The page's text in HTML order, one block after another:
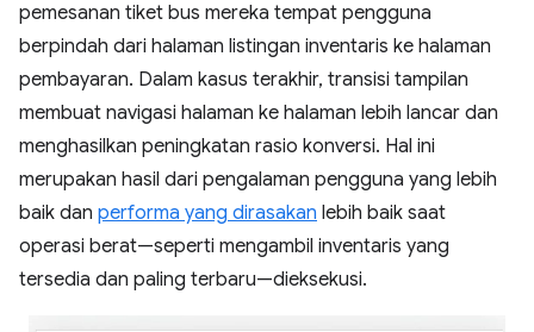
pemesanan tiket bus mereka tempat pengguna
berpindah dari halaman listingan inventaris ke halaman
pembayaran. Dalam kasus terakhir, transisi tampilan
membuat navigasi halaman ke halaman lebih lancar dan
menghasilkan peningkatan rasio konversi. Hal ini
merupakan hasil dari pengalaman pengguna yang lebih
baik dan performa yang dirasakan lebih baik saat
operasi berat—seperti mengambil inventaris yang
tersedia dan paling terbaru—dieksekusi.